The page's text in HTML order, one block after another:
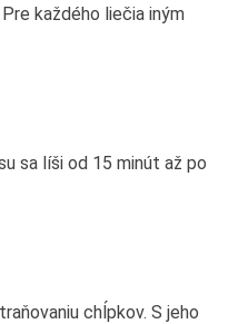
každého liečia iným
sa líši od 15 minút až po
chĺpkov. S jeho